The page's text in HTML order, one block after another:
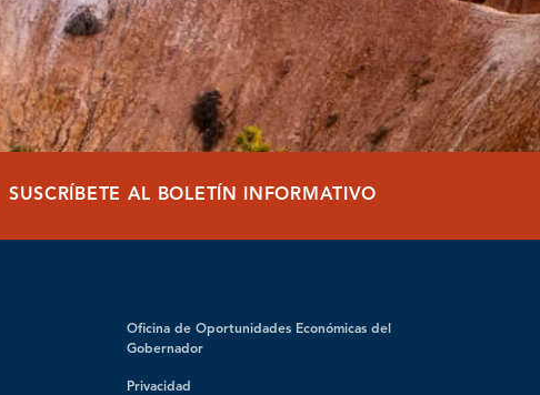
SUSCRÍBETE AL BOLETÍN INFORMATIVO
Oficina de Oportunidades Económicas del
Gobernador
Privacidad